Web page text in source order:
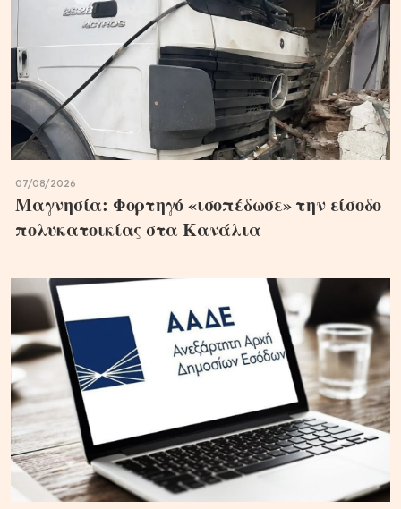
07/08/2026
Μαγνησία: Φορτηγό «ισοπέδωσε» την είσοδο
πολυκατοικίας στα Κανάλια